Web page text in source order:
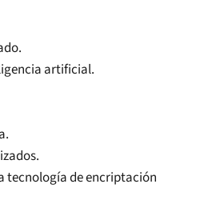
artificial.
tecnología de encriptación